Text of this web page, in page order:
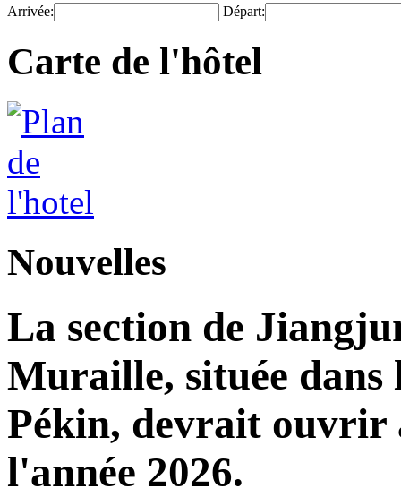
Arrivée: Départ:
Carte de l'hôtel
Nouvelles
La section de
Muraille, située
Pékin, devrait ouvrir
l'année 2026.